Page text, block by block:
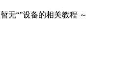
暂无“”设备的相关教程 ～